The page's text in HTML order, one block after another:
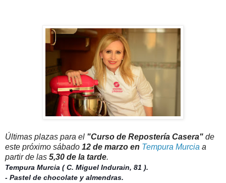
Últimas plazas para el "Curso de Repostería Casera" de
este próximo sábado 12 de marzo en Tempura Murcia a
partir de las 5,30 de la tarde.
Tempura Murcia ( C. Miguel Indurain, 81 ).
- Pastel de chocolate y almendras.